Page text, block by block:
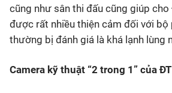
cũng như sân thi đấu cũng giúp
được rất nhiều thiện cảm đối với bộ
thường bị đánh giá là khá lạnh lùng
Camera kỹ thuật “2 trong 1” của